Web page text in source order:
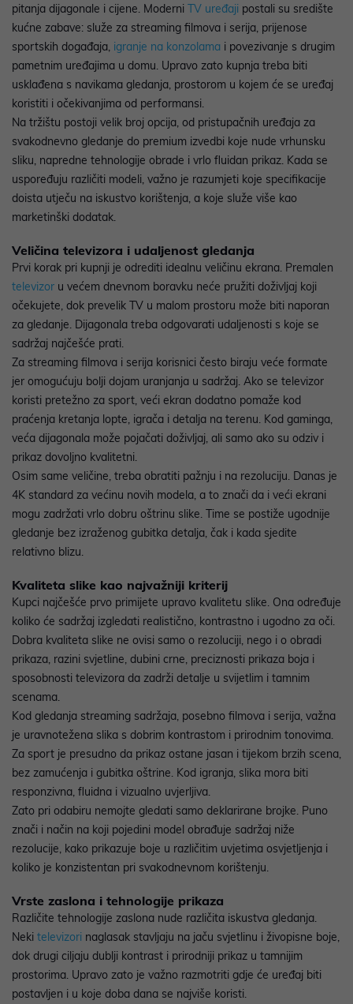
pitanja dijagonale i cijene. Moderni TV uređaji postali su središte
kućne zabave: služe za streaming filmova i serija, prijenose
sportskih događaja, igranje na konzolama i povezivanje s drugim
pametnim uređajima u domu. Upravo zato kupnja treba biti
usklađena s navikama gledanja, prostorom u kojem će se uređaj
koristiti i očekivanjima od performansi.
Na tržištu postoji velik broj opcija, od pristupačnih uređaja za
svakodnevno gledanje do premium izvedbi koje nude vrhunsku
sliku, napredne tehnologije obrade i vrlo fluidan prikaz. Kada se
uspoređuju različiti modeli, važno je razumjeti koje specifikacije
doista utječu na iskustvo korištenja, a koje služe više kao
marketinški dodatak.
Veličina televizora i udaljenost gledanja
Prvi korak pri kupnji je odrediti idealnu veličinu ekrana. Premalen
televizor u većem dnevnom boravku neće pružiti doživljaj koji
očekujete, dok prevelik TV u malom prostoru može biti naporan
za gledanje. Dijagonala treba odgovarati udaljenosti s koje se
sadržaj najčešće prati.
Za streaming filmova i serija korisnici često biraju veće formate
jer omogućuju bolji dojam uranjanja u sadržaj. Ako se televizor
koristi pretežno za sport, veći ekran dodatno pomaže kod
praćenja kretanja lopte, igrača i detalja na terenu. Kod gaminga,
veća dijagonala može pojačati doživljaj, ali samo ako su odziv i
prikaz dovoljno kvalitetni.
Osim same veličine, treba obratiti pažnju i na rezoluciju. Danas je
4K standard za većinu novih modela, a to znači da i veći ekrani
mogu zadržati vrlo dobru oštrinu slike. Time se postiže ugodnije
gledanje bez izraženog gubitka detalja, čak i kada sjedite
relativno blizu.
Kvaliteta slike kao najvažniji kriterij
Kupci najčešće prvo primijete upravo kvalitetu slike. Ona određuje
koliko će sadržaj izgledati realistično, kontrastno i ugodno za oči.
Dobra kvaliteta slike ne ovisi samo o rezoluciji, nego i o obradi
prikaza, razini svjetline, dubini crne, preciznosti prikaza boja i
sposobnosti televizora da zadrži detalje u svijetlim i tamnim
scenama.
Kod gledanja streaming sadržaja, posebno filmova i serija, važna
je uravnotežena slika s dobrim kontrastom i prirodnim tonovima.
Za sport je presudno da prikaz ostane jasan i tijekom brzih scena,
bez zamućenja i gubitka oštrine. Kod igranja, slika mora biti
responzivna, fluidna i vizualno uvjerljiva.
Zato pri odabiru nemojte gledati samo deklarirane brojke. Puno
znači i način na koji pojedini model obrađuje sadržaj niže
rezolucije, kako prikazuje boje u različitim uvjetima osvjetljenja i
koliko je konzistentan pri svakodnevnom korištenju.
Vrste zaslona i tehnologije prikaza
Različite tehnologije zaslona nude različita iskustva gledanja.
Neki televizori naglasak stavljaju na jaču svjetlinu i živopisne boje,
dok drugi ciljaju dublji kontrast i prirodniji prikaz u tamnijim
prostorima. Upravo zato je važno razmotriti gdje će uređaj biti
postavljen i u koje doba dana se najviše koristi.